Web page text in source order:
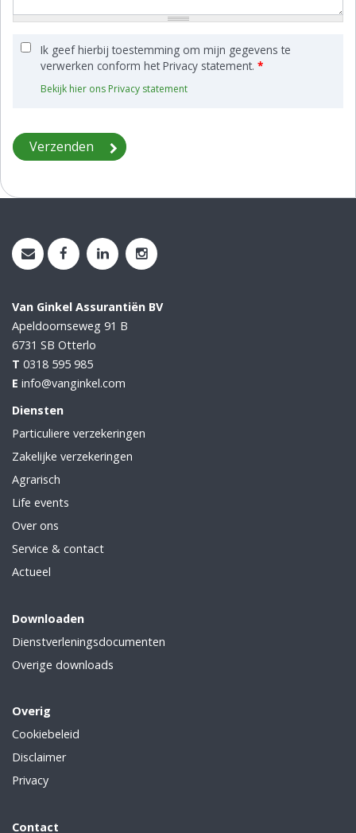
Ik geef hierbij toestemming om mijn gegevens te
verwerken conform het Privacy statement. *
Bekijk hier ons Privacy statement
Van Ginkel Assurantiën BV
Apeldoornseweg 91 B
6731 SB Otterlo
T 0318 595 985
E info@vanginkel.com
Diensten
Particuliere verzekeringen
Zakelijke verzekeringen
Agrarisch
Life events
Over ons
Service & contact
Actueel
Downloaden
Dienstverleningsdocumenten
Overige downloads
Overig
Cookiebeleid
Disclaimer
Privacy
Contact